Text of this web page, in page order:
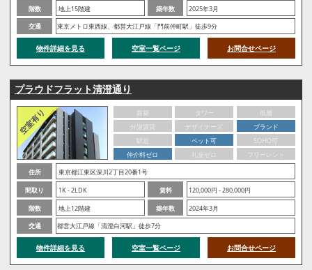
階数
地上15階建 築年数
2025年3月
交通
東京メトロ東西線、都営大江戸線「門前仲町駅」徒歩9分
物件詳細を見る 空室一覧ページ お問合せページ
プラウドフラット清澄通り
新築 タワー
低層
分譲賃貸
デザイナーズ
ブランド
駅近
ペット可
SOHO可
仲介料ゼロ
礼金ゼロ
フリーレント
住所
東京都江東区深川2丁目20番1号
間取り
1K - 2LDK 賃料
120,000円 - 280,000円
階数
地上12階建 築年数
2024年3月
交通
都営大江戸線「清澄白河駅」徒歩7分
物件詳細を見る 空室一覧ページ お問合せページ